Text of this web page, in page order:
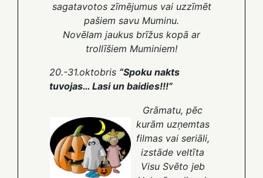
sagatavotos zīmējumus vai uzzīmēt
pašiem savu Muminu.
Novēlam jaukus brīžus kopā ar
trollīšiem Muminiem!
20.-31.oktobris “Spoku nakts
tuvojas… Lasi un baidies!!!”
Grāmatu, pēc
kurām uzņemtas
filmas vai seriāli,
izstāde veltīta
Visu Svēto jeb